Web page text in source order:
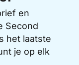
en
Second
het laatste
je op elk